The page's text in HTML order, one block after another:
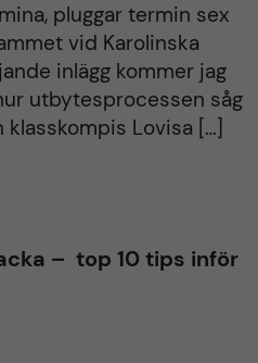
pluggar termin sex
vid Karolinska
inlägg kommer jag
utbytesprocessen såg
Lovisa […]
– top 10 tips inför